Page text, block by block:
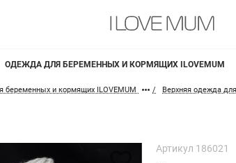
ОДЕЖДА ДЛЯ БЕРЕМЕННЫХ И КОРМЯЩИХ ILOVEMUM
беременных и кормящих ILOVEMUM Верхняя одежда
Артикул 186021